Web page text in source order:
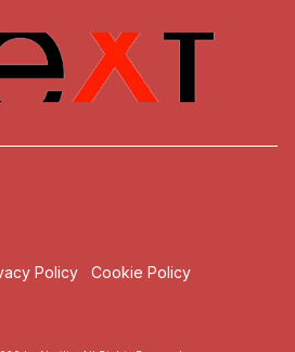
Policy
Cookie Policy